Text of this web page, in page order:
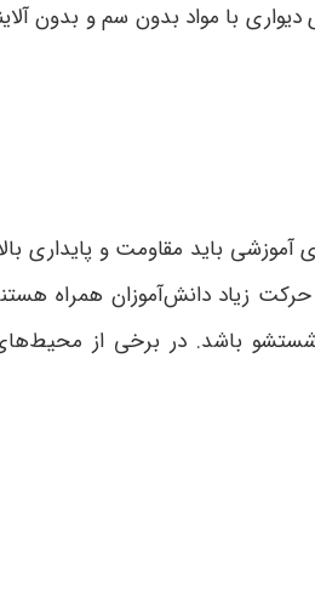
با مواد بدون سم و بدون
باید مقاومت و پایداری
زیاد دانش‌آموزان همراه
شستشو باشد. در برخی از